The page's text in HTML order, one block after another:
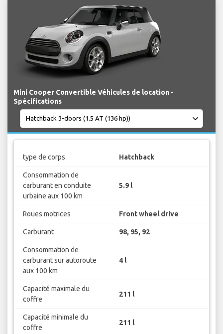
Mini Cooper Convertible Véhicules de location -
Spécifications
type de corps Hatchback
Consommation de
carburant en conduite
urbaine aux 100 km
5.9 l
Roues motrices Front wheel drive
Carburant 98, 95, 92
Consommation de
carburant sur autoroute
aux 100 km
4 l
Capacité maximale du
coffre
211 l
Capacité minimale du
coffre
211 l